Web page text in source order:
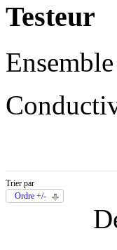
Testeur
Trier par
Ordre +/-